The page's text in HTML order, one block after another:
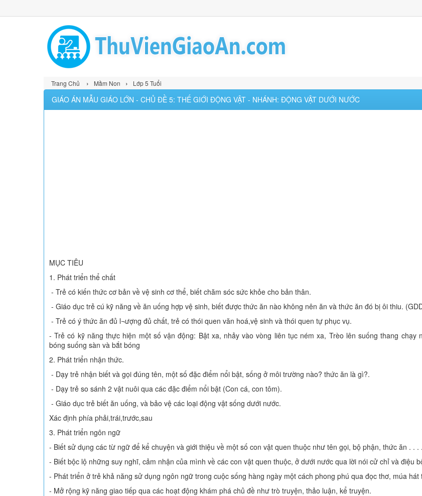
Trang Chủ › Mầm Non › Lớp 5 Tuổi
GIÁO ÁN MẪU GIÁO LỚN - CHỦ ĐỀ 5: THẾ GIỚI ĐỘNG VẬT - NHÁNH: ĐỘNG VẬT DƯỚI NƯỚC
MỤC TIÊU
1. Phát triển thể chất
- Trẻ có kiến thức cơ bản về vệ sinh cơ thể, biết chăm sóc sức khỏe cho bản thân.
- Giáo dục trẻ cú kỹ năng về ăn uống hợp vệ sinh, biết được thức ăn nào không nên ăn và thức ăn đó bị ôi thiu.
- Trẻ có ý thức ăn đủ l¬ượng đủ chất, trẻ có thói quen văn hoá,vệ sinh và thói quen tự phục vụ.
- Trẻ có kỹ năng thực hiện một số vận động: Bật xa, nhảy vào vòng liên tục ném xa, Trèo lên suống thang chạy
bóng suống sàn và bắt bóng
2. Phát triển nhận thức.
- Dạy trẻ nhận biết và gọi đúng tên, một số đặc điểm nổi bật, sống ở môi trường nào? thức ăn là gì?.
- Dạy trẻ so sánh 2 vật nuôi qua các đặc điểm nổi bật (Con cá, con tôm).
- Giáo dục trẻ biết ăn uống, và bảo vệ các loại động vật sống dưới nước.
Xác định phía phải,trái,trước,sau
3. Phát triển ngôn ngữ
- Biết sử dụng các từ ngữ để kể chuyện và giới thiệu về một số con vật quen thuộc như tên gọi, bộ phận, thức ăn . . . .
- Biết bộc lộ những suy nghĩ, cảm nhận của mình về các con vật quen thuộc, ở dưới nước qua lời nói cử chỉ và điệu
- Phát triển ở trẻ khả năng sử dụng ngôn ngữ trong cuộc sống hàng ngày một cách phong phú qua đọc thơ, múa hát
- Mở rộng kỹ năng giao tiếp qua các hoạt động khám phá chủ đề như trò truyện, thảo luận, kể truyện.